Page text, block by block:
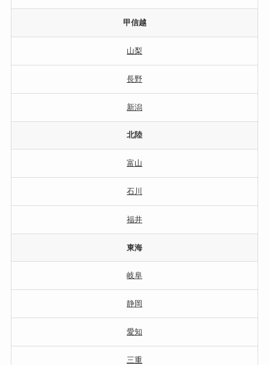
甲信越
山梨
長野
新潟
北陸
富山
石川
福井
東海
岐阜
静岡
愛知
三重